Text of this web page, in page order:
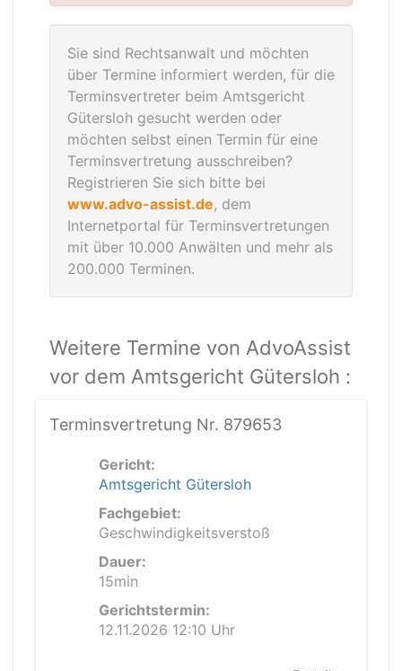
Sie sind Rechtsanwalt und möchten
über Termine informiert werden, für die
Terminsvertreter beim Amtsgericht
Gütersloh gesucht werden oder
möchten selbst einen Termin für eine
Terminsvertretung ausschreiben?
Registrieren Sie sich bitte bei
www.advo-assist.de, dem
Internetportal für Terminsvertretungen
mit über 10.000 Anwälten und mehr als
200.000 Terminen.
Weitere Termine von AdvoAssist
vor dem Amtsgericht Gütersloh :
Terminsvertretung Nr. 879653
Gericht:
Amtsgericht Gütersloh
Fachgebiet:
Geschwindigkeitsverstoß
Dauer:
15min
Gerichtstermin:
12.11.2026 12:10 Uhr